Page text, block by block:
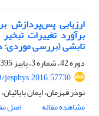
ارزیابی پس‌پردازش
برآورد تغییرات
تابشی (بررسی
دوره 42، شماره 3، پاییز 1395، صفحه
jesphys.2016.57730
نوذر قهرمان، ایمان
مشاهده مقاله
اصل